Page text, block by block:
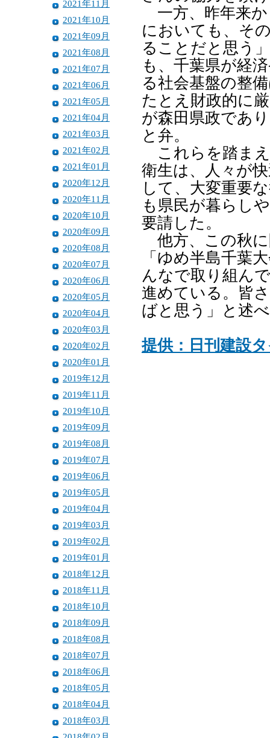
2021年11月
2021年10月
2021年09月
2021年08月
2021年07月
2021年06月
2021年05月
2021年04月
2021年03月
2021年02月
2021年01月
2020年12月
2020年11月
2020年10月
2020年09月
2020年08月
2020年07月
2020年06月
2020年05月
2020年04月
2020年03月
2020年02月
2020年01月
2019年12月
2019年11月
2019年10月
2019年09月
2019年08月
2019年07月
2019年06月
2019年05月
2019年04月
2019年03月
2019年02月
2019年01月
2018年12月
2018年11月
2018年10月
2018年09月
2018年08月
2018年07月
2018年06月
2018年05月
2018年04月
2018年03月
一方、昨年来か
においても、そ
ることだと思う
も、千葉県が経
る社会基盤の整
たとえ財政的に
が森田県政であ
と弁。
これらを踏ま
衛生は、人々が
して、大変重要
も県民が暮らし
要請した。
他方、この秋に
「ゆめ半島千葉
んなで取り組ん
進めている。皆
ばと思う」と述
提供：日刊建設